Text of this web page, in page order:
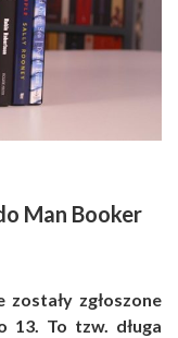
Man Booker
zgłoszone
13. To tzw. długa